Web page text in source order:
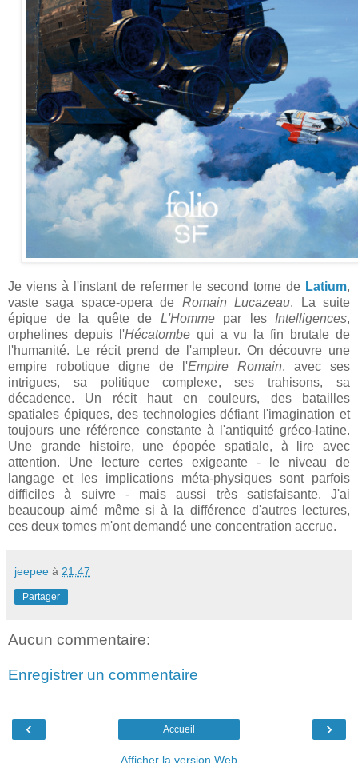
Je viens à l'instant de refermer le second tome de Latium,
vaste saga space-opera de Romain Lucazeau. La suite
épique de la quête de L'Hommepar les Intelligences,
orphelines depuis l'Hécatombequi a vu la fin brutale de
l'humanité. Le récit prend de l'ampleur. On découvre une
empire robotique digne de l'Empire Romain, avec ses
intrigues, sa politique complexe, ses trahisons, sa
décadence. Un récit haut en couleurs, des batailles
spatiales épiques, des technologies défiant l'imagination et
toujours une référence constante à l'antiquité gréco-latine.
Une grande histoire, une épopée spatiale, à lire avec
attention. Une lecture certes exigeante - le niveau de
langage et les implications méta-physiques sont parfois
difficiles à suivre - mais aussi très satisfaisante. J'ai
beaucoup aimé même si à la différence d'autres lectures,
ces deux tomes m'ont demandé une concentration accrue.
jeepee à 21:47
Partager
Aucun commentaire:
Enregistrer un commentaire
‹ ›
Accueil
Afficher la version Web